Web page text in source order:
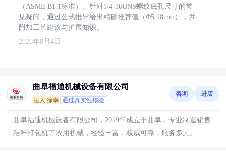
（ASME B1.1标准）。针对1/4-36UNS螺纹底孔尺寸的常
见疑问，通过公式推导给出精确推荐值（Φ5.18mm），并
附加工艺建议与扩展知识。
2026年8月4日
曲阜福通机械设备有限公司
法人:徐幸 通过真实性核验
咨询 进店
曲阜福通机械设备有限公司，2019年成立于曲阜，专业制造销售
秸秆打包机等农用机械，经验丰富，权威可靠，服务多元。